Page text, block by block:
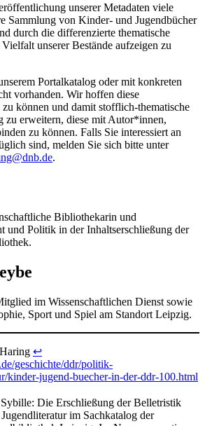
unserer Metadaten viele
Sammlung von Kinder- und Jugendbücher
durch die differenzierte thematische
unserer Bestände aufzeigen zu
Portalkatalog oder mit konkreten
vorhanden. Wir hoffen diese
können und damit stofflich-thematische
zu erweitern, diese mit Autor*innen,
zu können. Falls Sie interessiert an
sind, melden Sie sich bitte unter
.
Bibliothekarin und
und Politik in der Inhaltserschließung der
im Wissenschaftlichen Dienst sowie
Sport und Spiel am Standort Leipzig.
↩︎
geschichte/ddr/politik-
kinder-jugend-buecher-in-der-ddr-100.html
Die Erschließung der Belletristik
im Sachkatalog der